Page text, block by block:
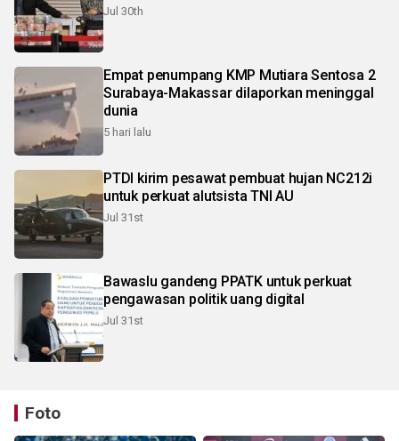
Jul 30th
Empat penumpang KMP Mutiara Sentosa 2
Surabaya-Makassar dilaporkan meninggal
dunia
5 hari lalu
PTDI kirim pesawat pembuat hujan NC212i
untuk perkuat alutsista TNI AU
Jul 31st
Bawaslu gandeng PPATK untuk perkuat
pengawasan politik uang digital
Jul 31st
Foto